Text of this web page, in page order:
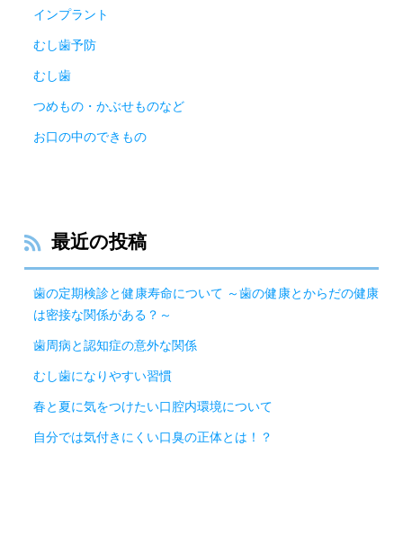
インプラント
むし歯予防
むし歯
つめもの・かぶせものなど
お口の中のできもの
最近の投稿
歯の定期検診と健康寿命について ～歯の健康とからだの健康
は密接な関係がある？～
歯周病と認知症の意外な関係
むし歯になりやすい習慣
春と夏に気をつけたい口腔内環境について
自分では気付きにくい口臭の正体とは！？